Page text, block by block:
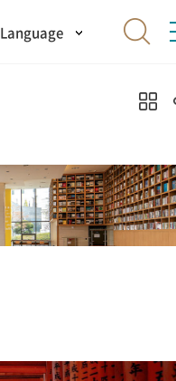
Language